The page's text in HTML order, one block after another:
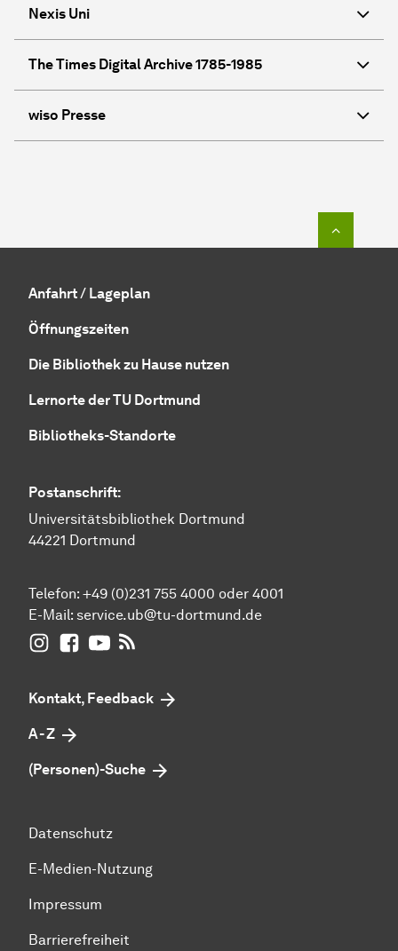
Nexis Uni
The Times Digital Archive 1785-1985
wiso Presse
Anfahrt / Lageplan
Öffnungszeiten
Die Bibliothek zu Hause nutzen
Lernorte der TU Dortmund
Bibliotheks-Standorte
Postanschrift:
Universitätsbibliothek Dortmund
44221 Dortmund
Telefon: +49 (0)231 755 4000 oder 4001
E-Mail: service.ub@tu-dortmund.de
UB Dortmund auf Instagram
UB Dortmund auf Facebook
UB Dortmund auf YouTube
Kontakt, Feedback
A - Z
(Personen)-Suche
Datenschutz
E-Medien-Nutzung
Impressum
Barrierefreiheit